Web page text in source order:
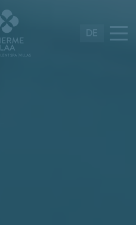
DE